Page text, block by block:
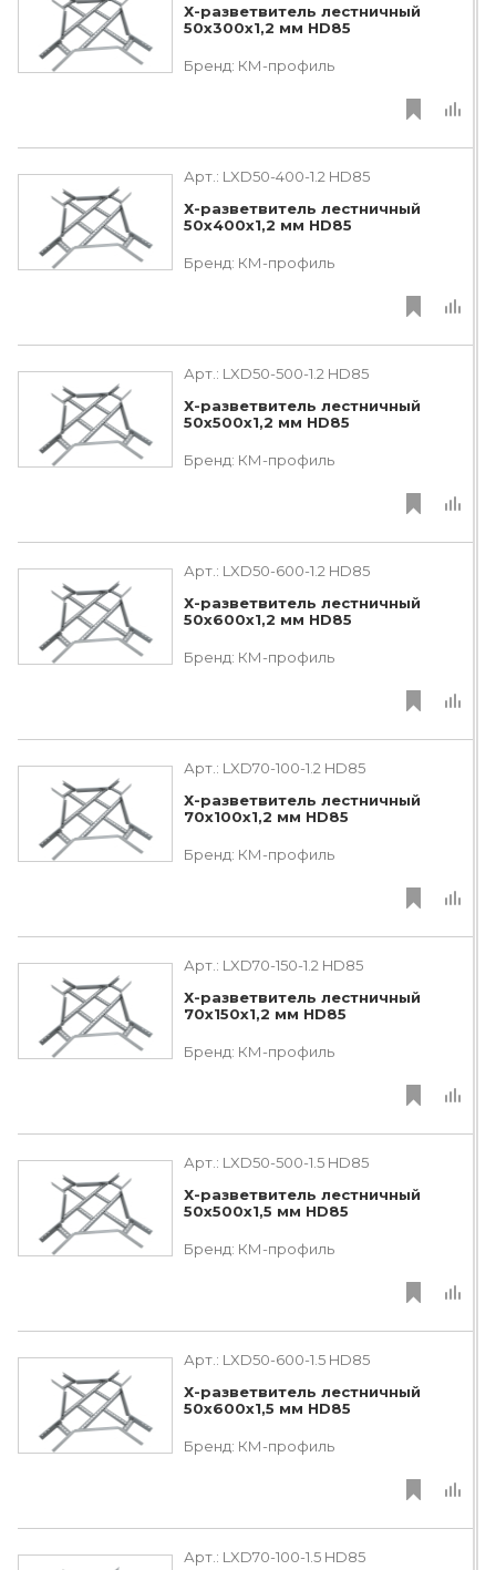
Х-разветвитель лестничный
50х300х1,2 мм HD85
Бренд: КМ-профиль
Арт.: LXD50-400-1.2 HD85
Х-разветвитель лестничный
50х400х1,2 мм HD85
Бренд: КМ-профиль
Арт.: LXD50-500-1.2 HD85
Х-разветвитель лестничный
50х500х1,2 мм HD85
Бренд: КМ-профиль
Арт.: LXD50-600-1.2 HD85
Х-разветвитель лестничный
50х600х1,2 мм HD85
Бренд: КМ-профиль
Арт.: LXD70-100-1.2 HD85
Х-разветвитель лестничный
70х100х1,2 мм HD85
Бренд: КМ-профиль
Арт.: LXD70-150-1.2 HD85
Х-разветвитель лестничный
70х150х1,2 мм HD85
Бренд: КМ-профиль
Арт.: LXD50-500-1.5 HD85
Х-разветвитель лестничный
50х500х1,5 мм HD85
Бренд: КМ-профиль
Арт.: LXD50-600-1.5 HD85
Х-разветвитель лестничный
50х600х1,5 мм HD85
Бренд: КМ-профиль
Арт.: LXD70-100-1.5 HD85